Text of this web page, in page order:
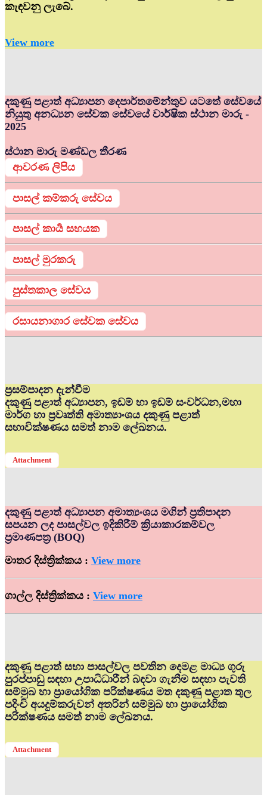
කැඳවනු ලැබේ.
View more
දකුණු පළාත් අධ්‍යාපන දෙපාර්තමේන්තුව යටතේ සේවයේ
නියුතු අනධ්‍යන සේවක සේවයේ වාර්ෂික ස්ථාන මාරු -
2025
ස්ථාන මාරු මණ්ඩල තීරණ
ආවරණ ලිපිය
පාසල් කම්කරු සේවය
පාසල් කාර්‍ය සහයක
පාසල් මුරකරු
පුස්තකාල සේවය
රසායනාගාර සේවක සේවය
ප්‍රසම්පාදන දැන්වීම
දකුණු පළාත් අධ්‍යාපන, ඉඩම් හා ඉඩම් සංවර්ධන,මහා
මාර්ග හා ප්‍රවෘත්ති අමාත්‍යාංශය දකුණු පළාත්
සභාවික්ෂණය සමත් නාම ලේඛනය.
Attachment
දකුණු පළාත් අධ්‍යාපන අමාත්‍යංශය මගින් ප්‍රතිපාදන
සපයන ලද පාසල්වල ඉදිකිරීම් ක්‍රියාකාරකම්වල
ප්‍රමාණපත්‍ර (BOQ)
මාතර දිස්ත්‍රික්කය : View more
ගාල්ල දිස්ත්‍රික්කය : View more
දකුණු පළාත් සභා පාසල්වල පවතින දෙමළ මාධ්‍ය ගුරු
පුරප්පාඩු සඳහා උපාධිධාරීන් බඳවා ගැනීම සඳහා පැවති
සම්මුඛ හා ප්‍රායෝගික පරික්ෂණය මත දකුණු පළාත තුල
පදිංචි අයදුම්කරුවන් අතරින් සම්මුඛ හා ප්‍රායෝගික
පරික්ෂණය සමත් නාම ලේඛනය.
Attachment